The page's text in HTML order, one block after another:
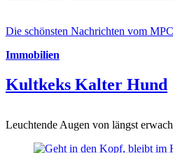
Die schönsten Nachrichten vom
Immobilien
Kultkeks Kalter Hund
Leuchtende Augen von längst